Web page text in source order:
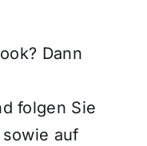
Dann
folgen Sie
sowie auf